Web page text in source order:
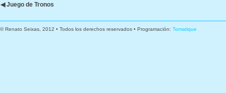
◀ Juego de Tronos
© Renato Seixas, 2012 • Todos los derechos reservados • Programación: Tomatique